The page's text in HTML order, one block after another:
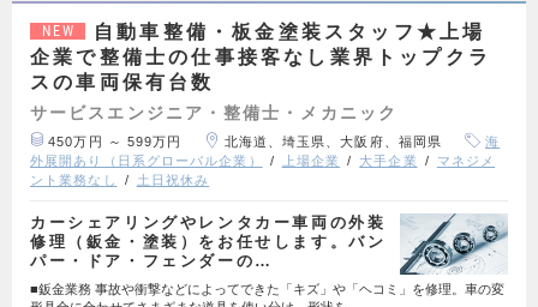
NEW
自動車整備・板金塗装スタッフ★上場
企業で整備士の仕事接客なし業界トップクラ
スの車両保有台数
サービスエンジニア・整備士・メカニック
450万円 ～ 599万円 北海道、埼玉県、大阪府、福岡県
海
外展開あり（日系グローバル企業）
上場企業 大手企業
マネジメ
ント業務なし
土日祝休み
カーシェアリングやレンタカー車両の外装
修理（鈑金・塗装）をお任せします。バン
パー・ドア・フェンダーの…
■鈑金業務 事故や衝撃などによってできた「キズ」や「ヘコミ」を修理。車の変